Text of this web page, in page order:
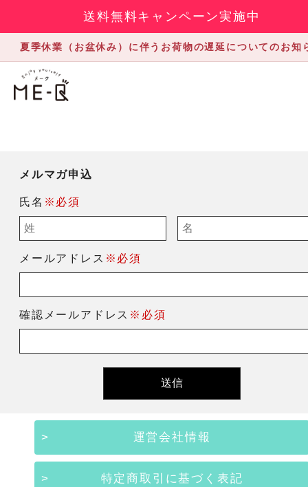
送料無料キャンペーン実施中
夏季休業（お盆休み）に伴うお荷物の遅延についてのお知
メルマガ申込
氏名 ※必須
メールアドレス ※必須
確認メールアドレス ※必須
運営会社情報
特定商取引に基づく表記